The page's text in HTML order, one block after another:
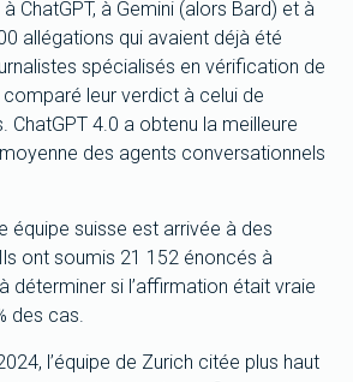
ChatGPT, à Gemini (alors Bard) et à
allégations qui avaient déjà été
spécialisés en vérification de
leur verdict à celui de
ChatGPT 4.0 a obtenu la meilleure
des agents conversationnels
équipe suisse est arrivée à des
ont soumis 21 152 énoncés à
déterminer si l’affirmation était vraie
des cas.
l’équipe de Zurich citée plus haut